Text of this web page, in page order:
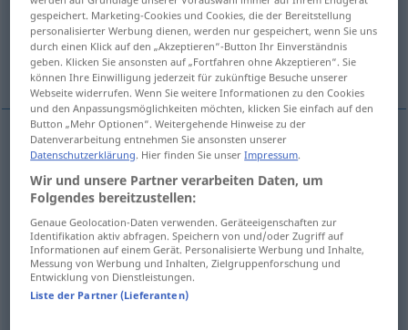
zart fein, delikat empfindlich
heikel feinfühlig schonend
zart delicato
fein,delikat delicatoraffinato
empfindlich delicatodebole
gespeichert. Marketing-Cookies und Cookies, die der Bereitstellung
personalisierter Werbung dienen, werden nur gespeichert, wenn Sie uns
durch einen Klick auf den „Akzeptieren“-Button Ihr Einverständnis
geben. Klicken Sie ansonsten auf „Fortfahren ohne Akzeptieren“. Sie
können Ihre Einwilligung jederzeit für zukünftige Besuche unserer
Webseite widerrufen. Wenn Sie weitere Informationen zu den Cookies
und den Anpassungsmöglichkeiten möchten, klicken Sie einfach auf den
Button „Mehr Optionen“. Weitergehende Hinweise zu der
Datenverarbeitung entnehmen Sie ansonsten unserer
Datenschutzerklärung. Hier finden Sie unserImpressum.
Wir und unsere Partner verarbeiten Daten, um
Folgendes bereitzustellen:
Genaue Geolocation-Daten verwenden. Geräteeigenschaften zur
Identifikation aktiv abfragen. Speichern von und/oder Zugriff auf
Informationen auf einem Gerät. Personalisierte Werbung und Inhalte,
Messung von Werbung und Inhalten, Zielgruppenforschung und
Entwicklung von Dienstleistungen.
Liste der Partner (Lieferanten)